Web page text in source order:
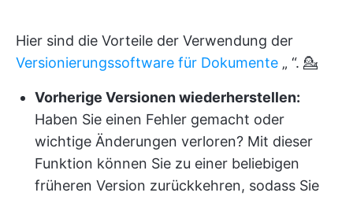
Hier sind die Vorteile der Verwendung der
Versionierungssoftware für Dokumente „ “. 💁
Vorherige Versionen wiederherstellen:
Haben Sie einen Fehler gemacht oder
wichtige Änderungen verloren? Mit dieser
Funktion können Sie zu einer beliebigen
früheren Version zurückkehren, sodass Sie